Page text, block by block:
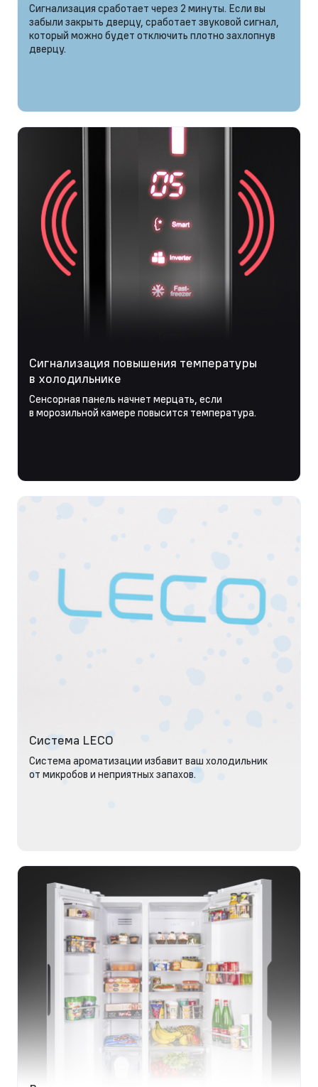
Сигнализация сработает через 2 минуты. Если вы
забыли закрыть дверцу, сработает звуковой сигнал,
который можно будет отключить плотно захлопнув
дверцу.
Сигнализация повышения температуры
в холодильнике
Сенсорная панель начнет мерцать, если
в морозильной камере повысится температура.
Система LECO
Система ароматизации избавит ваш холодильник
от микробов и неприятных запахов.